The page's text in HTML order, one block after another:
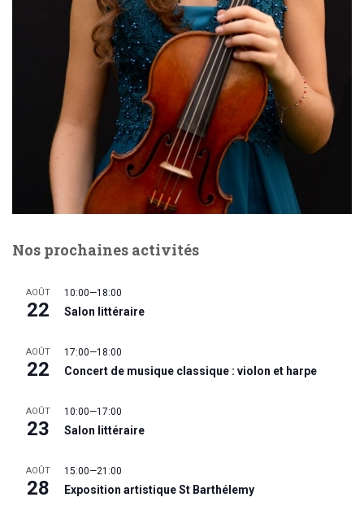
Nos prochaines activités
AOÛT
22
10:00—18:00
Salon littéraire
AOÛT
22
17:00—18:00
Concert de musique classique : violon et harpe
AOÛT
23
10:00—17:00
Salon littéraire
AOÛT
28
15:00—21:00
Exposition artistique St Barthélemy